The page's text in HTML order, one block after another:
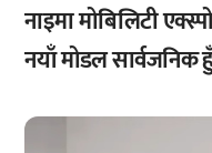
नाइमा मोबिलिटी
नयाँ मोडल सार्वजनिक